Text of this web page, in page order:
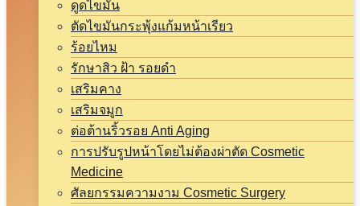
ดูดไขมัน
ตัดไขมันกระพุ้งแก้มหน้าเรียว
ร้อยไหม
รักษาสิว ฝ้า รอยดำ
เสริมคาง
เสริมจมูก
ต่อต้านริ้วรอย Anti Aging
การปรับรูปหน้าโดยไม่ต้องผ่าตัด Cosmetic
Medicine
ศัลยกรรมความงาม Cosmetic Surgery